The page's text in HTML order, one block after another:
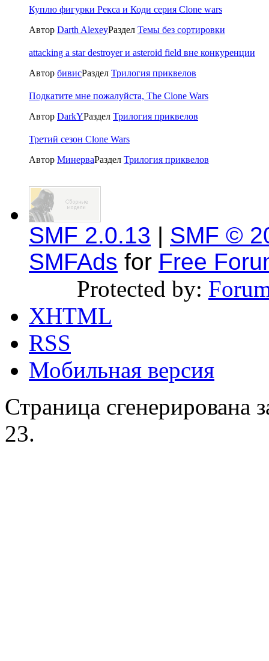
Куплю фигурки Рекса и Коди серия Clone wars
Автор Darth AlexeyРаздел Темы без сортировки
attacking a star destroyer и asteroid field вне конкуренции
Автор бивисРаздел Трилогия приквелов
Подкатите мне пожалуйста, The Clone Wars
Автор DarkYРаздел Трилогия приквелов
Третий сезон Clone Wars
Автор МинерваРаздел Трилогия приквелов
SMF 2.0.13 | SMF ©
SMFAds for Free
Protected by:
XHTML
RSS
Мобильная версия
Страница сгенерирована
23.